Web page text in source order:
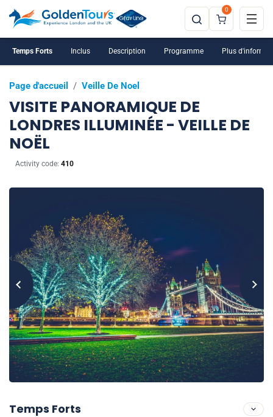
0
Page d'accueil / Veille De Noel
VISITE PANORAMIQUE DE
LONDRES ILLUMINÉE - VEILLE DE
NOËL
Activity code: 410
Temps Forts Inclus Description Programme Plus
Temps Forts